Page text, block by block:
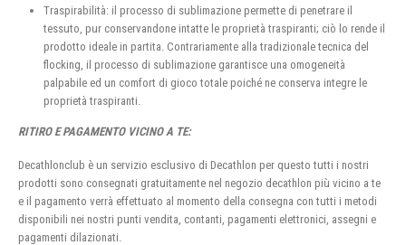
Traspirabilità: il processo di sublimazione permette di penetrare il
tessuto, pur conservandone intatte le proprietà traspiranti; ciò lo rende il
prodotto ideale in partita. Contrariamente alla tradizionale tecnica del
flocking, il processo di sublimazione garantisce una omogeneità
palpabile ed un comfort di gioco totale poiché ne conserva integre le
proprietà traspiranti.
RITIRO E PAGAMENTO VICINO A TE:
Decathlonclub è un servizio esclusivo di Decathlon per questo tutti i nostri
prodotti sono consegnati gratuitamente nel negozio decathlon più vicino a te
e il pagamento verrà effettuato al momento della consegna con tutti i metodi
disponibili nei nostri punti vendita, contanti, pagamenti elettronici, assegni e
pagamenti dilazionati.